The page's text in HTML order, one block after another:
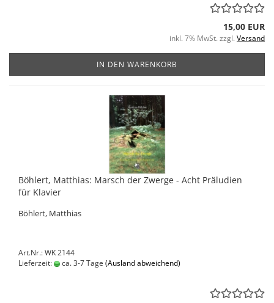
15,00 EUR
inkl. 7% MwSt. zzgl. Versand
IN DEN WARENKORB
Böhlert, Matthias: Marsch der Zwerge - Acht Präludien
für Klavier
Böhlert, Matthias
Art.Nr.: WK 2144
Lieferzeit:
ca. 3-7 Tage (Ausland abweichend)